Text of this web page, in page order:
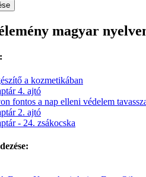
magyar
a kozmetikában
4. ajtó
fontos a nap elleni védelem
2. ajtó
- 24. zsákocska